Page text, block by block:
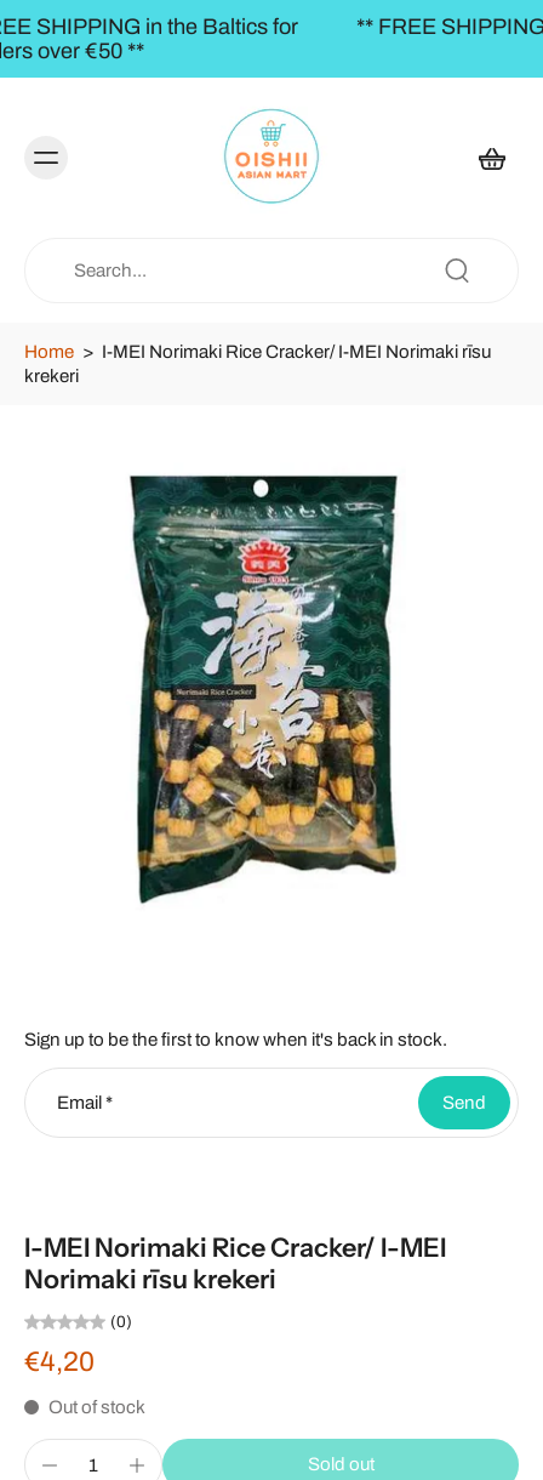
for
** FREE SHIPPING to the BALTICS for
Home > I-MEI Norimaki Rice Cracker/ I-MEI Norimaki rīsu
krekeri
Sign up to be the first to know when it's back in stock.
Email * Send
I-MEI Norimaki Rice Cracker/ I-MEI
Norimaki rīsu krekeri
(0)
€4,20
Out of stock
Sold out